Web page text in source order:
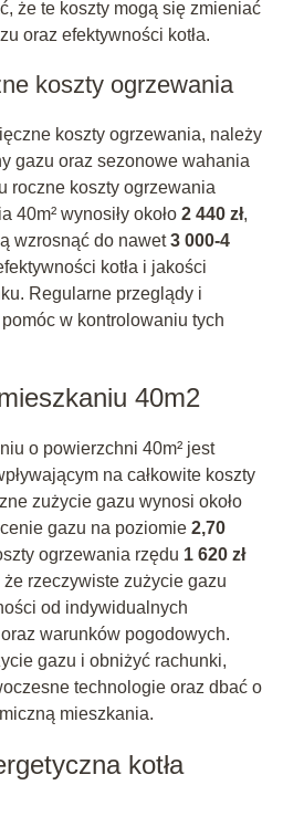
że te koszty mogą się zmieniać
oraz efektywności kotła.
koszty ogrzewania
koszty ogrzewania, należy
gazu oraz sezonowe wahania
roczne koszty ogrzewania
40m² wynosiły około 2 440 zł,
wzrosnąć do nawet3 000-4
kotła i jakości
Regularne przeglądy i
w kontrolowaniu tych
40m2
o powierzchni 40m² jest
na całkowite koszty
zużycie gazu wynosi około
gazu na poziomie 2,70
ogrzewania rzędu 1 620 zł
rzeczywiste zużycie gazu
od indywidualnych
warunków pogodowych.
gazu i obniżyć rachunki,
technologie oraz dbać o
mieszkania.
kotła